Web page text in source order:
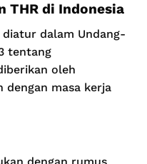
THR di Indonesia
diatur dalam Undang-
tentang
oleh
dengan masa kerja